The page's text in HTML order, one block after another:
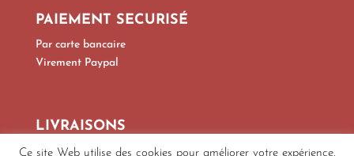
PAIEMENT SECURISÉ
Par carte bancaire
Virement Paypal
LIVRAISONS
Par Colissimo, Mondial Relay
Ce site Web utilise des cookies pour améliorer votre expérience.